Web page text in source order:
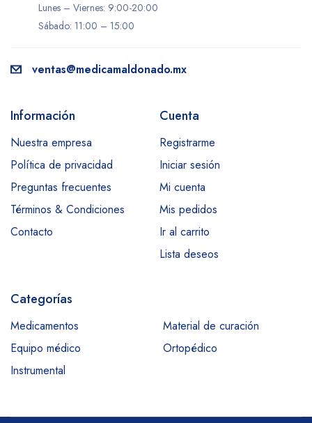
Lunes – Viernes: 9:00-20:00
Sábado: 11:00 – 15:00
ventas@medicamaldonado.mx
Información
Nuestra empresa
Política de privacidad
Preguntas frecuentes
Términos & Condiciones
Contacto
Cuenta
Registrarme
Iniciar sesión
Mi cuenta
Mis pedidos
Ir al carrito
Lista deseos
Categorías
Medicamentos
Material de curación
Equipo médico
Ortopédico
Instrumental